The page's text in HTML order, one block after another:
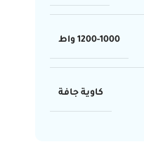
1200-1000 واط
كاوية جافة